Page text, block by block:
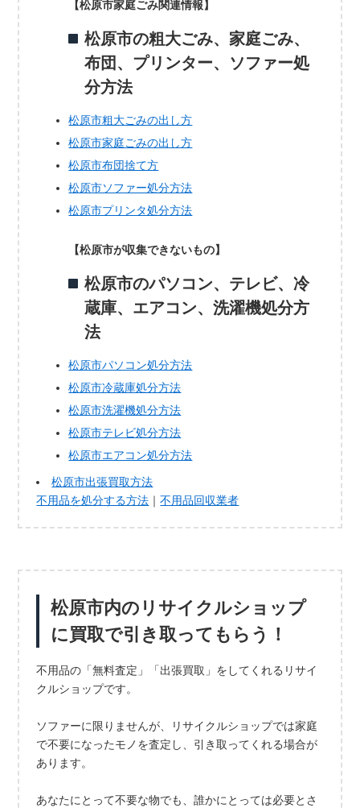
【松原市家庭ごみ関連情報】
松原市の粗大ごみ、家庭ごみ、
布団、プリンター、ソファー処
分方法
松原市粗大ごみの出し方
松原市家庭ごみの出し方
松原市布団捨て方
松原市ソファー処分方法
松原市プリンタ処分方法
【松原市が収集できないもの】
松原市のパソコン、テレビ、冷
蔵庫、エアコン、洗濯機処分方
法
松原市パソコン処分方法
松原市冷蔵庫処分方法
松原市洗濯機処分方法
松原市テレビ処分方法
松原市エアコン処分方法
松原市出張買取方法
不用品を処分する方法 ｜不用品回収業者
松原市内のリサイクルショップ
に買取で引き取ってもらう！
不用品の「無料査定」「出張買取」をしてくれるリサイ
クルショップです。
ソファーに限りませんが、リサイクルショップでは家庭
で不要になったモノを査定し、引き取ってくれる場合が
あります。
あなたにとって不要な物でも、誰かにとっては必要とさ